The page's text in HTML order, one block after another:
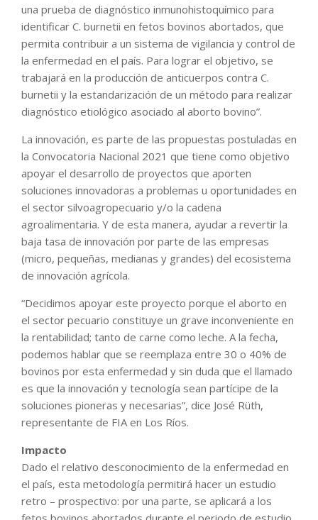
una prueba de diagnóstico inmunohistoquímico para
identificar C. burnetii en fetos bovinos abortados, que
permita contribuir a un sistema de vigilancia y control de
la enfermedad en el país. Para lograr el objetivo, se
trabajará en la producción de anticuerpos contra C.
burnetii y la estandarización de un método para realizar
diagnóstico etiológico asociado al aborto bovino”.
La innovación, es parte de las propuestas postuladas en
la Convocatoria Nacional 2021 que tiene como objetivo
apoyar el desarrollo de proyectos que aporten
soluciones innovadoras a problemas u oportunidades en
el sector silvoagropecuario y/o la cadena
agroalimentaria. Y de esta manera, ayudar a revertir la
baja tasa de innovación por parte de las empresas
(micro, pequeñas, medianas y grandes) del ecosistema
de innovación agrícola.
“Decidimos apoyar este proyecto porque el aborto en
el sector pecuario constituye un grave inconveniente en
la rentabilidad; tanto de carne como leche. A la fecha,
podemos hablar que se reemplaza entre 30 o 40% de
bovinos por esta enfermedad y sin duda que el llamado
es que la innovación y tecnología sean partícipe de la
soluciones pioneras y necesarias”, dice José Rüth,
representante de FIA en Los Ríos.
Impacto
Dado el relativo desconocimiento de la enfermedad en
el país, esta metodología permitirá hacer un estudio
retro – prospectivo: por una parte, se aplicará a los